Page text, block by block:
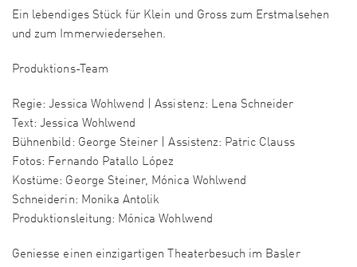
Ein lebendiges Stück für Klein und Gross zum Erstmalsehen
und zum Immerwiedersehen.
Produktions-Team
Regie: Jessica Wohlwend | Assistenz: Lena Schneider
Text: Jessica Wohlwend
Bühnenbild: George Steiner | Assistenz: Patric Clauss
Fotos: Fernando Patallo López
Kostüme: George Steiner, Mónica Wohlwend
Schneiderin: Monika Antolik
Produktionsleitung: Mónica Wohlwend
Geniesse einen einzigartigen Theaterbesuch im Basler